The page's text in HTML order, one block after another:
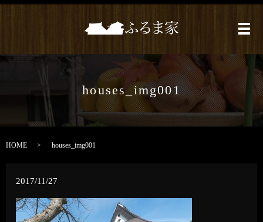
メ
houses_img001
HOME houses_img001
2017/11/27